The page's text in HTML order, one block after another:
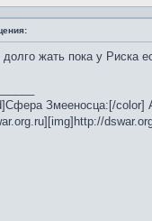
долго жать пока у Риска
Змееносца:[/color]